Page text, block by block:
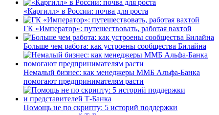
«Каргилл» в России: почва для роста
ГК «Император»: путешествовать, работая вахтой
Больше чем работа: как устроены сообщества Билайна
Немалый бизнес: как менеджеры ММБ Альфа-Банка
помогают предпринимателям расти
Помощь не по скрипту: 5 историй поддержки